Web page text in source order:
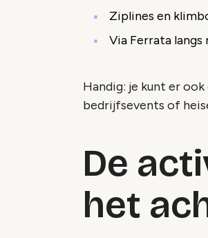
Ziplines en
Via Ferrata
Handig: je kunt er
bedrijfsevents of
De
het